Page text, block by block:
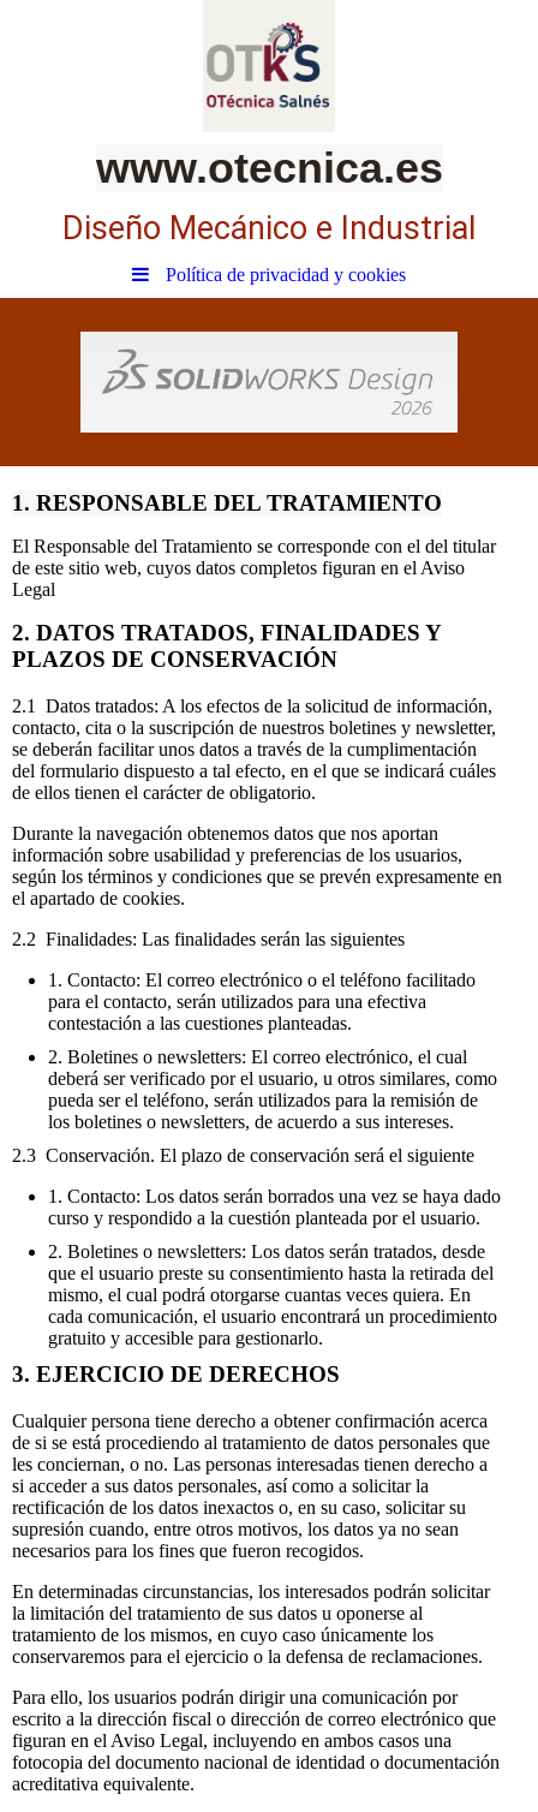
www.otecnica.es
Diseño Mecánico e Industrial
Política de privacidad y cookies
1. RESPONSABLE DEL TRATAMIENTO
El Responsable del Tratamiento se corresponde con el del titular
de este sitio web, cuyos datos completos figuran en el Aviso
Legal
2. DATOS TRATADOS, FINALIDADES Y
PLAZOS DE CONSERVACIÓN
2.1 Datos tratados: A los efectos de la solicitud de información,
contacto, cita o la suscripción de nuestros boletines y newsletter,
se deberán facilitar unos datos a través de la cumplimentación
del formulario dispuesto a tal efecto, en el que se indicará cuáles
de ellos tienen el carácter de obligatorio.
Durante la navegación obtenemos datos que nos aportan
información sobre usabilidad y preferencias de los usuarios,
según los términos y condiciones que se prevén expresamente en
el apartado de cookies.
2.2 Finalidades: Las finalidades serán las siguientes
1. Contacto: El correo electrónico o el teléfono facilitado
para el contacto, serán utilizados para una efectiva
contestación a las cuestiones planteadas.
2. Boletines o newsletters: El correo electrónico, el cual
deberá ser verificado por el usuario, u otros similares, como
pueda ser el teléfono, serán utilizados para la remisión de
los boletines o newsletters, de acuerdo a sus intereses.
2.3 Conservación. El plazo de conservación será el siguiente
1. Contacto: Los datos serán borrados una vez se haya dado
curso y respondido a la cuestión planteada por el usuario.
2. Boletines o newsletters: Los datos serán tratados, desde
que el usuario preste su consentimiento hasta la retirada del
mismo, el cual podrá otorgarse cuantas veces quiera. En
cada comunicación, el usuario encontrará un procedimiento
gratuito y accesible para gestionarlo.
3. EJERCICIO DE DERECHOS
Cualquier persona tiene derecho a obtener confirmación acerca
de si se está procediendo al tratamiento de datos personales que
les conciernan, o no. Las personas interesadas tienen derecho a
si acceder a sus datos personales, así como a solicitar la
rectificación de los datos inexactos o, en su caso, solicitar su
supresión cuando, entre otros motivos, los datos ya no sean
necesarios para los fines que fueron recogidos.
En determinadas circunstancias, los interesados podrán solicitar
la limitación del tratamiento de sus datos u oponerse al
tratamiento de los mismos, en cuyo caso únicamente los
conservaremos para el ejercicio o la defensa de reclamaciones.
Para ello, los usuarios podrán dirigir una comunicación por
escrito a la dirección fiscal o dirección de correo electrónico que
figuran en el Aviso Legal, incluyendo en ambos casos una
fotocopia del documento nacional de identidad o documentación
acreditativa equivalente.